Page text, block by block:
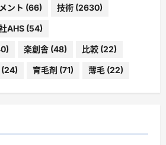
ント (66) 技術 (2630)
AHS (54)
楽創舎 (48) 比較 (22)
(24) 育毛剤 (71) 薄毛 (22)